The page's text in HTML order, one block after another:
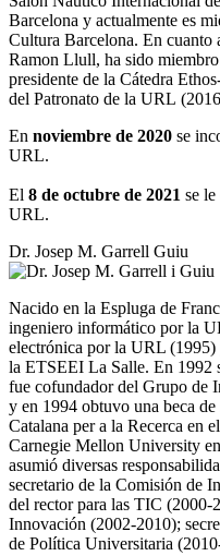
Barcelona y actualmente es
Cultura Barcelona. En
Ramon Llull, ha sido
presidente de la Cátedra
del Patronato de la URL
En noviembre de 2020 se
URL.
El 8 de octubre de 2021 se
URL.
Dr. Josep M. Garrell Guiu
Nacido en la Espluga de
ingeniero informático por la
electrónica por la URL
la ETSEEI La Salle. En 1992
fue cofundador del Grupo de
y en 1994 obtuvo una beca
Catalana per a la Recerca en
Carnegie Mellon University
asumió diversas
secretario de la Comisión de
del rector para las TIC (2000-
Innovación (2002-2010);
de Política Universitaria